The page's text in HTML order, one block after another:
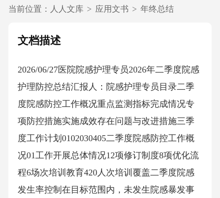
当前位置： 人人文库 > 应用文书 > 年终总结
文档描述
2026/06/27医院院感护理专员2026年二季度院感
护理防控总结汇报人：院感护理专员目录二季
度院感防控工作概况重点监测指标完成情况专
项防控措施实施成效存在问题与改进措施三季
度工作计划0102030405二季度院感防控工作概
况01工作开展总体情况12项修订制度8项优化流
程6场次培训教育420人次培训覆盖二季度院感
发生率控制在目标范围内，未发生院感暴发事